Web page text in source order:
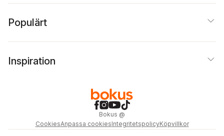
Populärt
Inspiration
Bokus @
CookiesAnpassa cookiesIntegritetspolicyKöpvillkor